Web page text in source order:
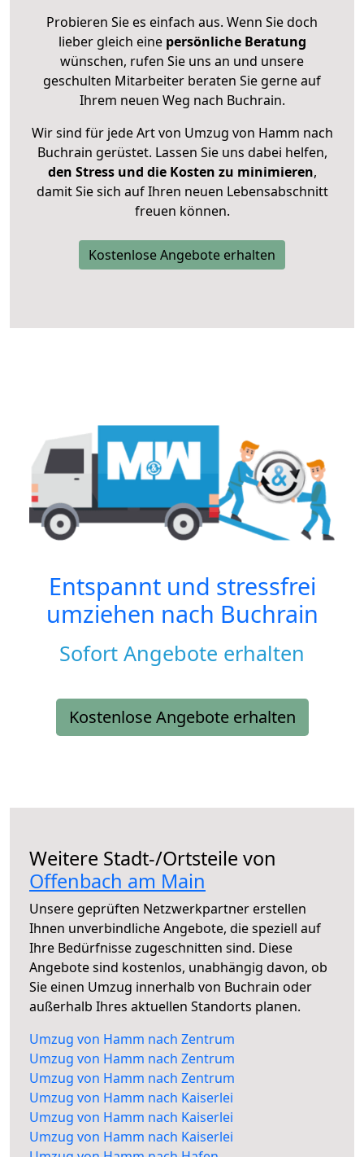
Probieren Sie es einfach aus. Wenn Sie doch
lieber gleich eine persönliche Beratung
wünschen, rufen Sie uns an und unsere
geschulten Mitarbeiter beraten Sie gerne auf
Ihrem neuen Weg nach Buchrain.
Wir sind für jede Art von Umzug von Hamm nach
Buchrain gerüstet. Lassen Sie uns dabei helfen,
den Stress und die Kosten zu minimieren,
damit Sie sich auf Ihren neuen Lebensabschnitt
freuen können.
Kostenlose Angebote erhalten
Entspannt und stressfrei
umziehen nach Buchrain
Sofort Angebote erhalten
Kostenlose Angebote erhalten
Weitere Stadt-/Ortsteile von
Offenbach am Main
Unsere geprüften Netzwerkpartner erstellen
Ihnen unverbindliche Angebote, die speziell auf
Ihre Bedürfnisse zugeschnitten sind. Diese
Angebote sind kostenlos, unabhängig davon, ob
Sie einen Umzug innerhalb von Buchrain oder
außerhalb Ihres aktuellen Standorts planen.
Umzug von Hamm nach Zentrum
Umzug von Hamm nach Zentrum
Umzug von Hamm nach Zentrum
Umzug von Hamm nach Kaiserlei
Umzug von Hamm nach Kaiserlei
Umzug von Hamm nach Kaiserlei